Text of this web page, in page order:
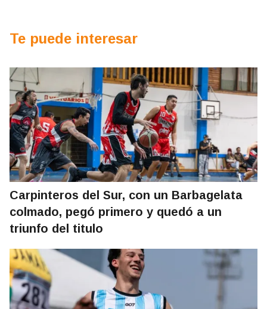
Te puede interesar
Carpinteros del Sur, con un Barbagelata
colmado, pegó primero y quedó a un
triunfo del titulo